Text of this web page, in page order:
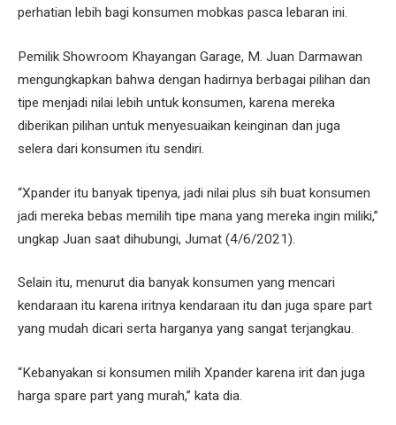
perhatian lebih bagi konsumen mobkas pasca lebaran ini.
Pemilik Showroom Khayangan Garage, M. Juan Darmawan
mengungkapkan bahwa dengan hadirnya berbagai pilihan dan
tipe menjadi nilai lebih untuk konsumen, karena mereka
diberikan pilihan untuk menyesuaikan keinginan dan juga
selera dari konsumen itu sendiri.
“Xpander itu banyak tipenya, jadi nilai plus sih buat konsumen
jadi mereka bebas memilih tipe mana yang mereka ingin miliki,”
ungkap Juan saat dihubungi, Jumat (4/6/2021).
Selain itu, menurut dia banyak konsumen yang mencari
kendaraan itu karena iritnya kendaraan itu dan juga spare part
yang mudah dicari serta harganya yang sangat terjangkau.
“Kebanyakan si konsumen milih Xpander karena irit dan juga
harga spare part yang murah,” kata dia.